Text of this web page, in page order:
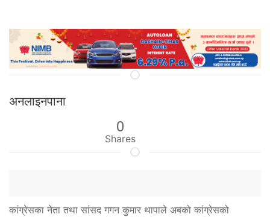
अनलाइनपाना
0
Shares
कांग्रेसका नेता तथा सांसद गगन कुमार थापाले अबको कांग्रेसको